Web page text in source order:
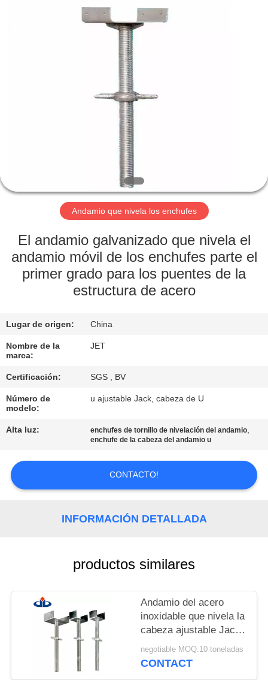
PRODUCTOS
VISITA
LA
FÁBRICA
CONTROL
CALIDAD
CONTÁCTENOS
PIDA
UNA
MAPA
PRIVACY
Andamio que nivela los enchufes
El andamio galvanizado que nivela el
andamio móvil de los enchufes parte el
primer grado para los puentes de la
estructura de acero
Lugar de origen: China
Nombre de la
marca:
JET
Certificación: SGS , BV
Número de
modelo:
u ajustable Jack, cabeza de U
Alta luz: enchufes de tornillo de nivelación del andamio,
enchufe de la cabeza del andamio u
CONTACTO!
INFORMACIÓN DETALLADA
productos similares
Andamio del acero
inoxidable que nivela la
cabeza ajustable Jack
del andamio U de los
enchufes
negotiable MOQ:10 toneladas
CONTACT